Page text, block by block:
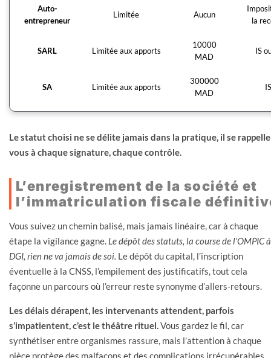
Auto-
entrepreneur
Limitée Aucun
la
SARL Limitée aux apports
10000
MAD
IS
SA Limitée aux apports
300000
MAD
IS
Le statut choisi ne se délite jamais dans la pratique, il se
vous à chaque signature, chaque contrôle.
L’enregistrement de la société et
l’immatriculation fiscale
Vous suivez un chemin balisé, mais jamais linéaire, car à chaque
étape la vigilance gagne. Le dépôt des statuts, la course de l’OMPIC
DGI, rien ne va jamais de soi. Le dépôt du capital, l’inscription
éventuelle à la CNSS, l’empilement des justificatifs, tout cela
façonne un parcours où l’erreur reste synonyme d’allers-retours.
Les délais dérapent, les intervenants attendent, parfois
s’impatientent, c’est le théâtre rituel.Vous gardez le fil, car
synthétiser entre organismes rassure, mais l’attention à chaque
pièce protège des malfaçons et des complications irrécupérables.